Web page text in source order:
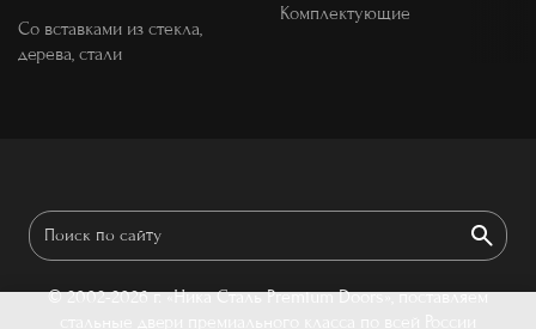
Со вставками из стекла,
дерева, стали
Комплектующие
© 2002-2026 г.«Ника Сталь Premium Doors», поставляем